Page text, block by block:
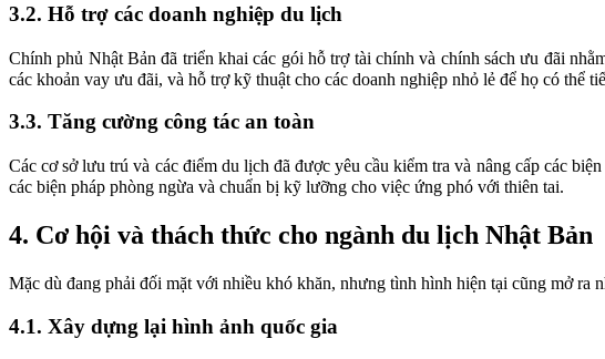
3.2. Hỗ trợ các doanh nghiệp du lịch
Chính phủ Nhật Bản đã triển khai các gói hỗ trợ tài chính và chính sách ưu đãi
các khoản vay ưu đãi, và hỗ trợ kỹ thuật cho các doanh nghiệp nhỏ lẻ để họ có thể
3.3. Tăng cường công tác an toàn
Các cơ sở lưu trú và các điểm du lịch đã được yêu cầu kiểm tra và nâng cấp các
các biện pháp phòng ngừa và chuẩn bị kỹ lưỡng cho việc ứng phó với thiên tai.
4. Cơ hội và thách thức cho ngành du lịch Nhật Bản
Mặc dù đang phải đối mặt với nhiều khó khăn, nhưng tình hình hiện tại cũng mở
4.1. Xây dựng lại hình ảnh quốc gia